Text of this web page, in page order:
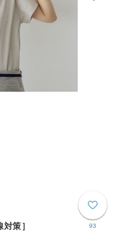
93
策］